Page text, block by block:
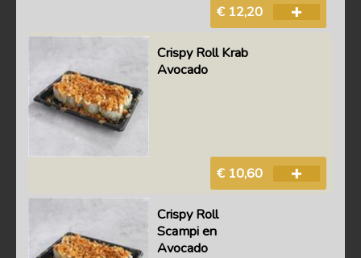
€ 12,20
Crispy Roll Krab
Avocado
€ 10,60
Crispy Roll
Scampi en
Avocado